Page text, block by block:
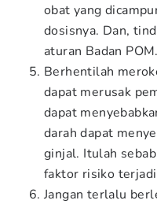
obat yang
dosisnya. Dan,
aturan Badan POM.
Berhentilah
dapat merusak
dapat
darah dapat
ginjal. Itulah
faktor risiko
Jangan terlalu